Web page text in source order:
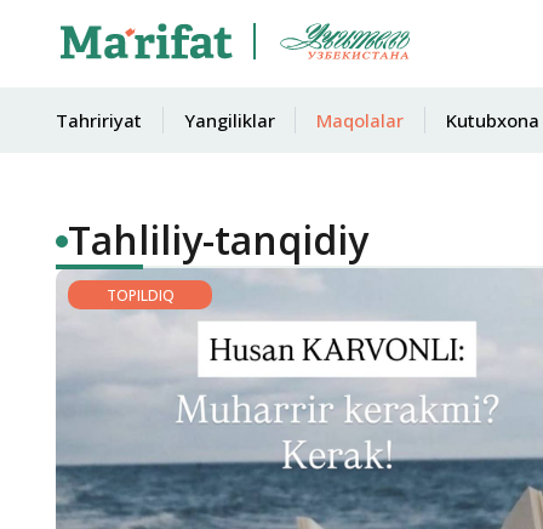
Tahririyat Yangiliklar Maqolalar Kutubxona
Tahliliy-tanqidiy
TOPILDIQ